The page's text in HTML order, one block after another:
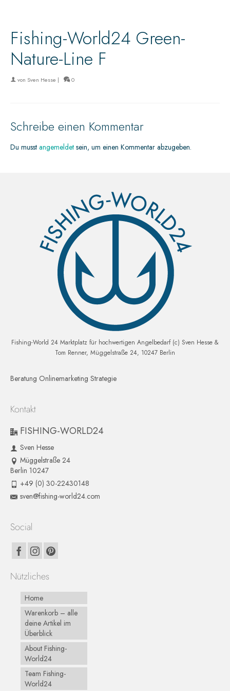
Fishing-World24 Green-
Nature-Line F
von Sven Hesse | 0
Schreibe einen Kommentar
Du musst angemeldet sein, um einen Kommentar abzugeben.
Fishing-World 24 Marktplatz für hochwertigen Angelbedarf (c) Sven Hesse &
Tom Renner, Müggelstraße 24, 10247 Berlin
Beratung Onlinemarketing Strategie
Kontakt
FISHING-WORLD24
Sven Hesse
Müggelstraße 24
Berlin 10247
+49 (0) 30-22430148
sven@fishing-world24.com
Social
Nützliches
Home
Warenkorb – alle
deine Artikel im
Überblick
About Fishing-
World24
Team Fishing-
World24